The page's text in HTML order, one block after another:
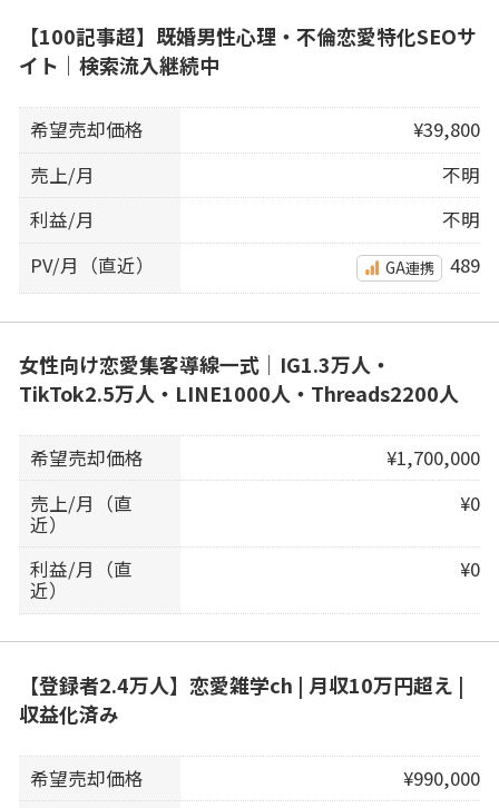
【100記事超】既婚男性心理・不倫恋愛特化SEOサ
イト｜検索流入継続中
希望売却価格
¥39,800
売上/月
不明
利益/月
不明
PV/月（直近）
GA連携 489
女性向け恋愛集客導線一式｜IG1.3万人・
TikTok2.5万人・LINE1000人・Threads2200人
希望売却価格
¥1,700,000
売上/月（直
近）
¥0
利益/月（直
近）
¥0
【登録者2.4万人】恋愛雑学ch | 月収10万円超え |
収益化済み
希望売却価格
¥990,000